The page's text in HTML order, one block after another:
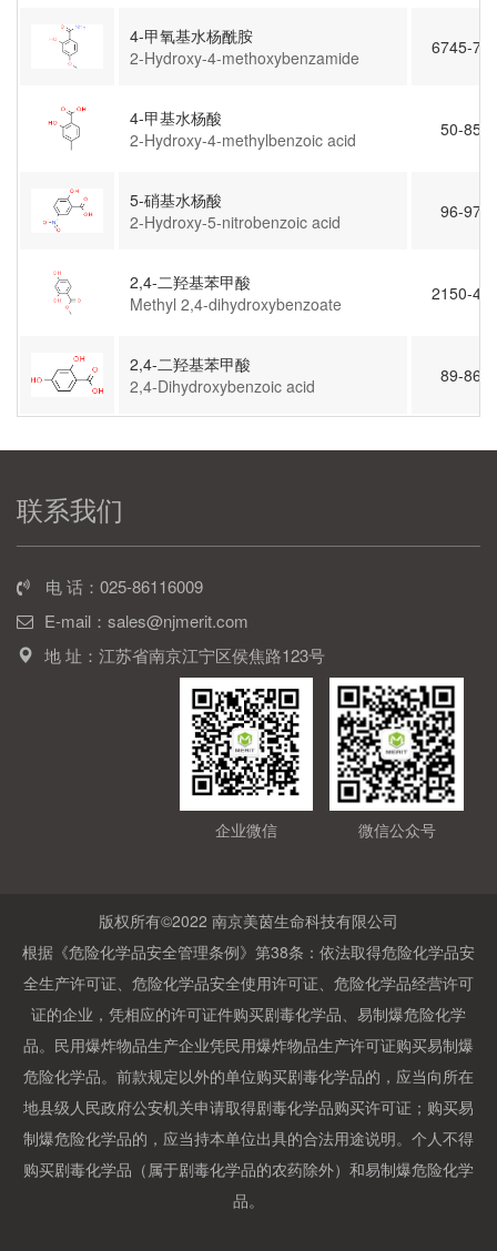
4-甲氧基水杨酰胺
2-Hydroxy-4-methoxybenzamide
6745-
4-甲基水杨酸
2-Hydroxy-4-methylbenzoic acid
50-85-1
5-硝基水杨酸
2-Hydroxy-5-nitrobenzoic acid
96-97-9
2,4-二羟基苯甲酸
Methyl 2,4-dihydroxybenzoate
2150-
2,4-二羟基苯甲酸
2,4-Dihydroxybenzoic acid
89-86-1
联系我们
电 话：025-86116009
E-mail：sales@njmerit.com
地 址：江苏省南京江宁区侯焦路123号
微信公众号
企业微信
版权所有©2022 南京美茵生命科技有限公司
根据《危险化学品安全管理条例》第38条：依法取得危险化学品安
全生产许可证、危险化学品安全使用许可证、危险化学品经营许可
证的企业，凭相应的许可证件购买剧毒化学品、易制爆危险化学
品。民用爆炸物品生产企业凭民用爆炸物品生产许可证购买易制爆
危险化学品。前款规定以外的单位购买剧毒化学品的，应当向所在
地县级人民政府公安机关申请取得剧毒化学品购买许可证；购买易
制爆危险化学品的，应当持本单位出具的合法用途说明。个人不得
购买剧毒化学品（属于剧毒化学品的农药除外）和易制爆危险化学
品。